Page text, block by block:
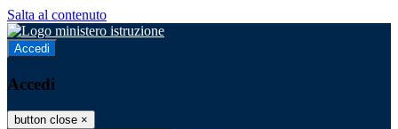
Salta al contenuto
Accedi
Accedi
button close ×